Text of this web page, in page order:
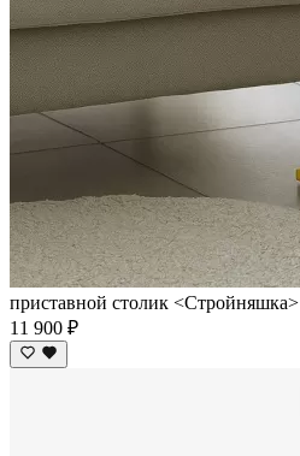
приставной столик <Cтройняшка>
11 900 ₽